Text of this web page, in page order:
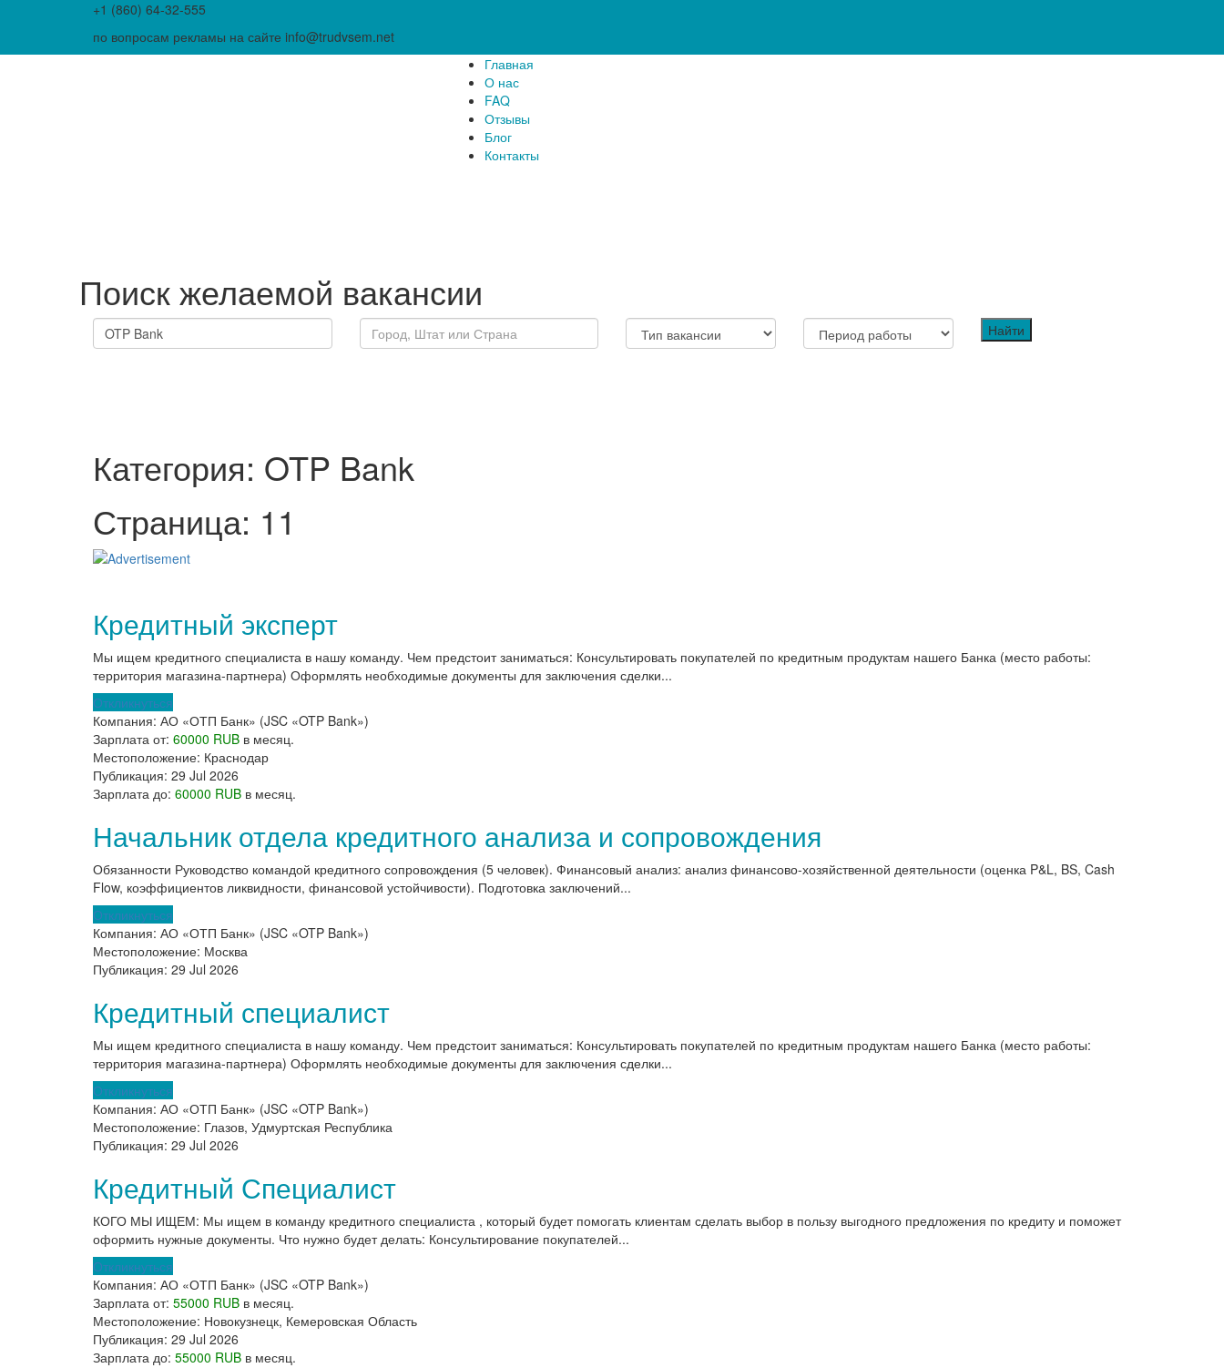
+1 (860) 64-32-555
по вопросам рекламы на сайте info@trudvsem.net
Главная
О нас
FAQ
Отзывы
Блог
Контакты
Поиск желаемой вакансии
Категория: OTP Bank
Страница: 11
Кредитный эксперт
Мы ищем кредитного специалиста в нашу команду. Чем предстоит заниматься: Консультировать покупателей по кредитным продуктам нашего Банка (место работы:
территория магазина-партнера) Оформлять необходимые документы для заключения сделки...
Откликнуться
Компания: АО «ОТП Банк» (JSC «OTP Bank»)
Зарплата от: 60000 RUB в месяц.
Местоположение: Краснодар
Публикация: 29 Jul 2026
Зарплата до: 60000 RUB в месяц.
Начальник отдела кредитного анализа и сопровождения
Обязанности Руководство командой кредитного сопровождения (5 человек). Финансовый анализ: анализ финансово-хозяйственной деятельности (оценка P&L, BS, Cash
Flow, коэффициентов ликвидности, финансовой устойчивости). Подготовка заключений...
Откликнуться
Компания: АО «ОТП Банк» (JSC «OTP Bank»)
Местоположение: Москва
Публикация: 29 Jul 2026
Кредитный специалист
Мы ищем кредитного специалиста в нашу команду. Чем предстоит заниматься: Консультировать покупателей по кредитным продуктам нашего Банка (место работы:
территория магазина-партнера) Оформлять необходимые документы для заключения сделки...
Откликнуться
Компания: АО «ОТП Банк» (JSC «OTP Bank»)
Местоположение: Глазов, Удмуртская Республика
Публикация: 29 Jul 2026
Кредитный Специалист
КОГО МЫ ИЩЕМ: Мы ищем в команду кредитного специалиста , который будет помогать клиентам сделать выбор в пользу выгодного предложения по кредиту и поможет
оформить нужные документы. Что нужно будет делать: Консультирование покупателей...
Откликнуться
Компания: АО «ОТП Банк» (JSC «OTP Bank»)
Зарплата от: 55000 RUB в месяц.
Местоположение: Новокузнецк, Кемеровская Область
Публикация: 29 Jul 2026
Зарплата до: 55000 RUB в месяц.